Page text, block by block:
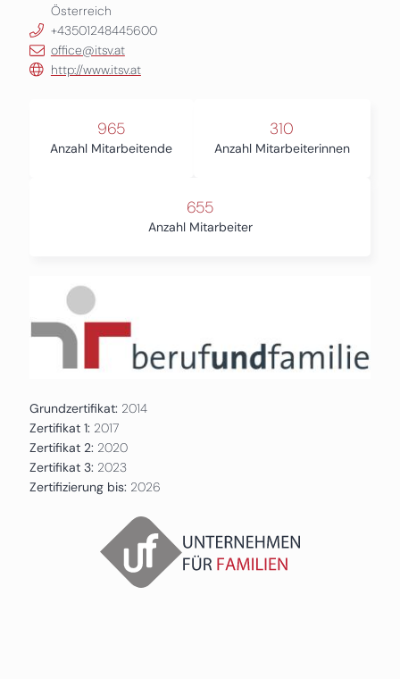
Österreich
+43501248445600
office@itsv.at
http://www.itsv.at
965
Anzahl Mitarbeitende
310
Anzahl Mitarbeiterinnen
655
Anzahl Mitarbeiter
Grundzertifikat: 2014
Zertifikat 1: 2017
Zertifikat 2: 2020
Zertifikat 3: 2023
Zertifizierung bis: 2026